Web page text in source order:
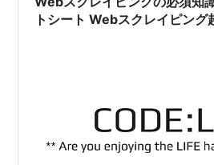
トシート Webスクレイピン